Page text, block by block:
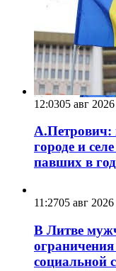
12:0305 авг 2026
А.Петрович:
городе и
павших в
11:2705 авг 2026
В Литве
социальной